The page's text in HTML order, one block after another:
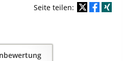
Seite teilen: